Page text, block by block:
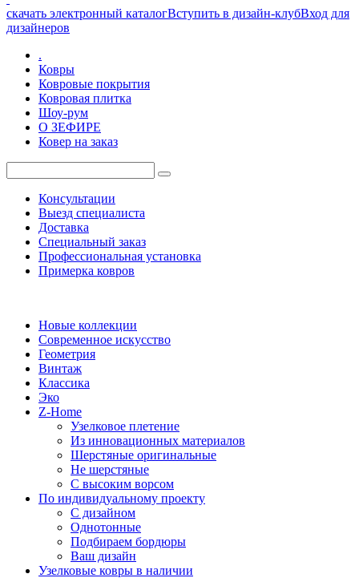
скачать электронный каталогВступить в дизайн-клубВход для
дизайнеров
.
Ковры
Ковровые покрытия
Ковровая плитка
Шоу-рум
О ЗЕФИРЕ
Ковер на заказ
Консультации
Выезд специалиста
Доставка
Специальный заказ
Профессиональная установка
Примерка ковров
Новые коллекции
Современное искусство
Геометрия
Винтаж
Классика
Эко
Z-Home
Узелковое плетение
Из инновационных материалов
Шерстяные оригинальные
Не шерстяные
С высоким ворсом
По индивидуальному проекту
С дизайном
Однотонные
Подбираем бордюры
Ваш дизайн
Узелковые ковры в наличии